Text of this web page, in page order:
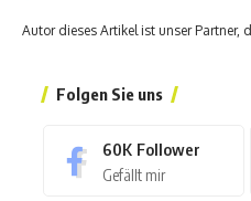
Autor dieses Artikel ist unser Partner,
Folgen Sie uns
60K Follower
Gefällt mir